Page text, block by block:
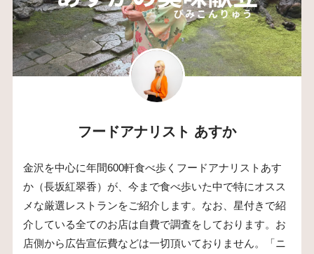
フードアナリスト あすか
金沢を中心に年間600軒食べ歩くフードアナリストあす
か（長坂紅翠香）が、今まで食べ歩いた中で特にオスス
メな厳選レストランをご紹介します。なお、星付きで紹
介している全てのお店は自費で調査をしております。お
店側から広告宣伝費などは一切頂いておりません。「ニ